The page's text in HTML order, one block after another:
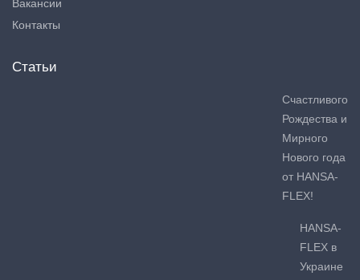
Вакансии
Контакты
Статьи
Счастливого
Рождества и
Мирного
Нового года
от HANSA-
FLEX!
HANSA-
FLEX в
Украине